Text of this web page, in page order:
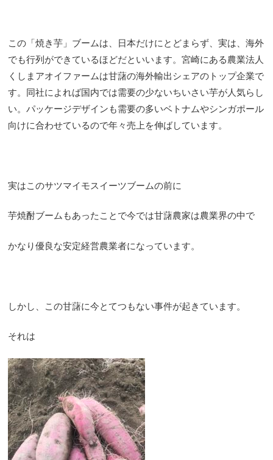
この「焼き芋」ブームは、日本だけにとどまらず、実は、海外
でも行列ができているほどだといいます。宮崎にある農業法人
くしまアオイファームは甘藷の海外輸出シェアのトップ企業で
す。同社によれば国内では需要の少ないちいさい芋が人気らし
い。パッケージデザインも需要の多いベトナムやシンガポール
向けに合わせているので年々売上を伸ばしています。
実はこのサツマイモスイーツブームの前に
芋焼酎ブームもあったことで今では甘藷農家は農業界の中で
かなり優良な安定経営農業者になっています。
しかし、この甘藷に今とてつもない事件が起きています。
それは